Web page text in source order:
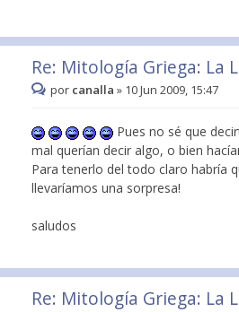
Re: Mitología Griega: La
por canalla » 10 Jun 2009, 15:47
Pues no sé que
mal querían decir algo, o bien
Para tenerlo del todo claro habría
llevaríamos una sorpresa!
saludos
Re: Mitología Griega: La